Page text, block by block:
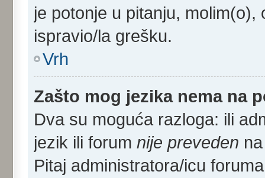
je potonje u pitanju,
ispravio/la grešku.
Vrh
Zašto mog jezika nema na
Dva su moguća razloga: ili
jezik ili forum nije preveden
Pitaj administratora/icu